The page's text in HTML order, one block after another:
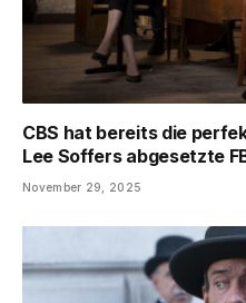
CBS hat bereits die
Lee Soffers abgesetzte
November 29, 2025